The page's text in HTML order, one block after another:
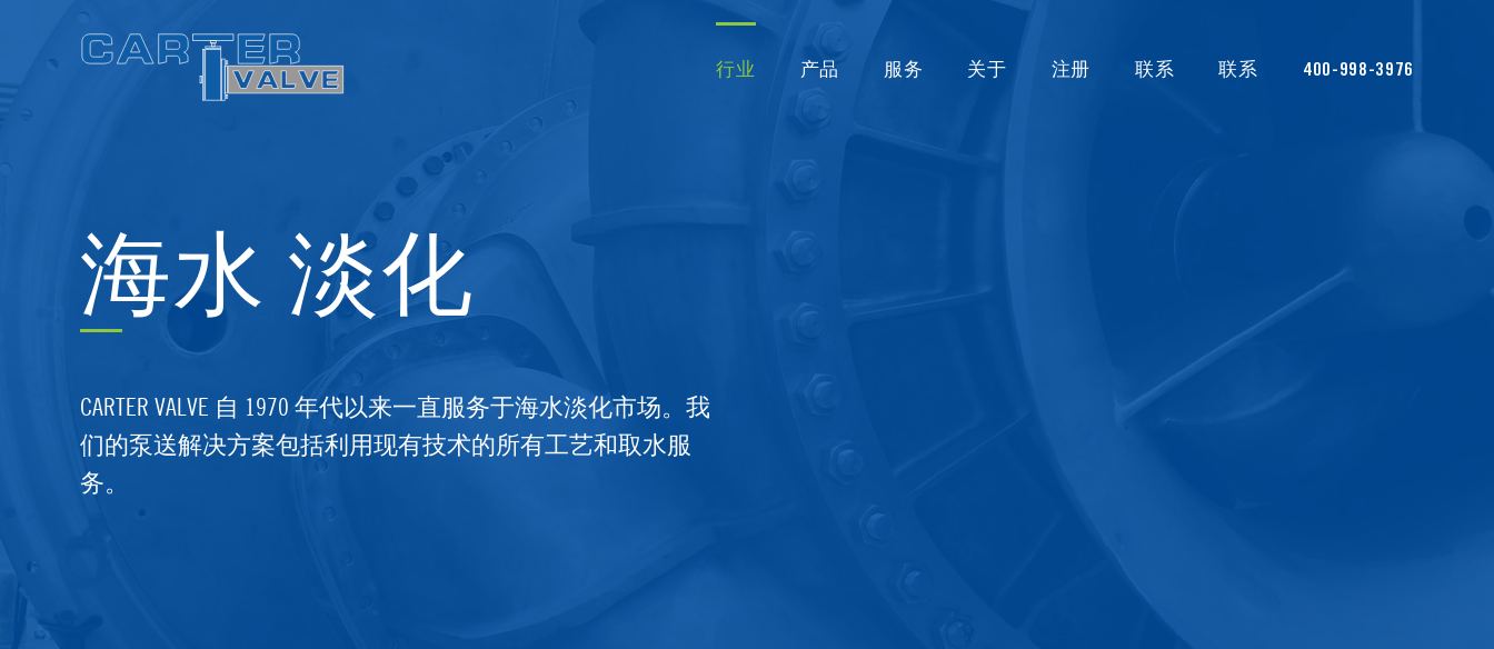
行业 产品 服务 关于 注册 联系 联系 400-998-3976
海水 淡化
CARTER VALVE 自 1970 年代以来一直服务于海水淡化市场。我
们的泵送解决方案包括利用现有技术的所有工艺和取水服
务。